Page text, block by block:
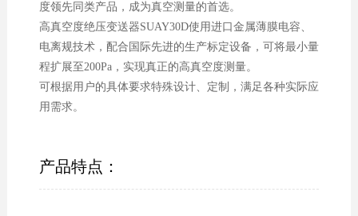
度领先同类产品，成为真空测量的首选。
高真空度绝压变送器SUAY30D使用进口金属薄膜电容、
电离规技术，配合国际先进的生产标定设备，可将最小量
程扩展至200Pa，实现真正的高真空度测量。
可根据用户的具体要求特殊设计、定制，满足各种实际应
用需求。
产品特点：